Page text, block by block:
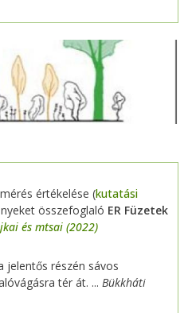
értékelése (kutatási
összefoglaló ER Füzetek
és mtsai (2022)
jelentős részén sávos
tér át. ... Bükkháti